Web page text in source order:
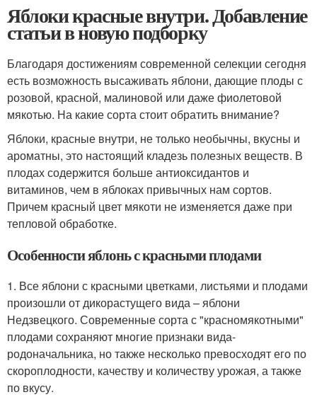
Яблоки красные внутри. Добавление
статьи в новую подборку
Благодаря достижениям современной селекции сегодня
есть возможность высаживать яблони, дающие плоды с
розовой, красной, малиновой или даже фиолетовой
мякотью. На какие сорта стоит обратить внимание?
Яблоки, красные внутри, не только необычны, вкусны и
ароматны, это настоящий кладезь полезных веществ. В
плодах содержится больше антиоксидантов и
витаминов, чем в яблоках привычных нам сортов.
Причем красный цвет мякоти не изменяется даже при
тепловой обработке.
Особенности яблонь с красными плодами
1. Все яблони с красными цветками, листьями и плодами
произошли от дикорастущего вида – яблони
Недзвецкого. Современные сорта с "красномякотными"
плодами сохраняют многие признаки вида-
родоначальника, но также несколько превосходят его по
скороплодности, качеству и количеству урожая, а также
по вкусу.